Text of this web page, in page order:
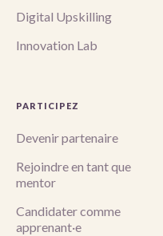
Digital Upskilling
Innovation Lab
PARTICIPEZ
Devenir partenaire
Rejoindre en tant que
mentor
Candidater comme
apprenant·e